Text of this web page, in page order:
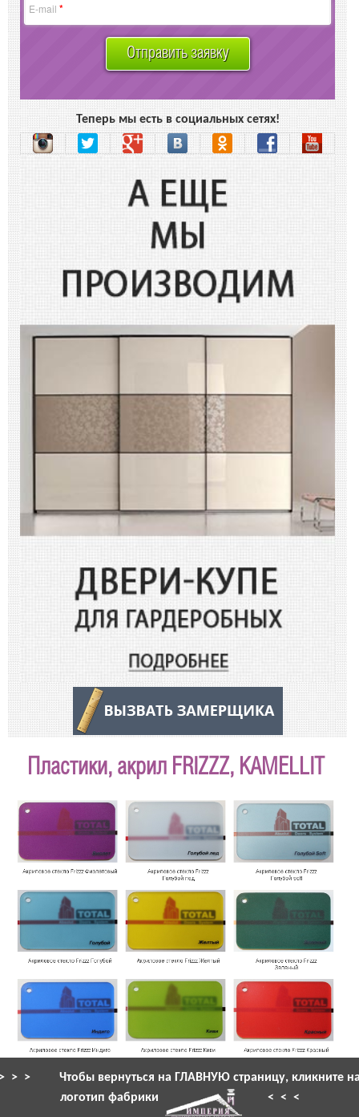
E-mail *
Отправить заявку
Теперь мы есть в социальных сетях!
Пластики, акрил FRIZZZ, KAMELLIT
> > Чтобы вернуться на ГЛАВНУЮ страницу, кликните
логотип фабрики
< < <